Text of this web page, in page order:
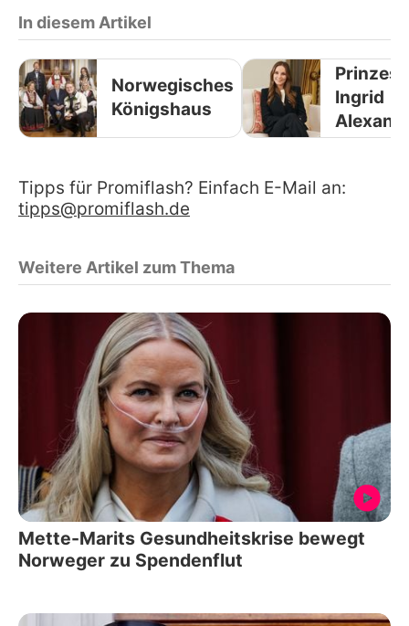
In diesem Artikel
Norwegisches
Königshaus
Ingrid
Tipps für Promiflash? Einfach E-Mail an:
tipps@promiflash.de
Weitere Artikel zum Thema
Mette-Marits Gesundheitskrise bewegt
Norweger zu Spendenflut